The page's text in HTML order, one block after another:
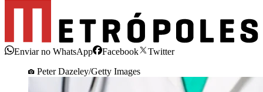
Enviar no WhatsApp Facebook
Twitter
Peter Dazeley/Getty Images